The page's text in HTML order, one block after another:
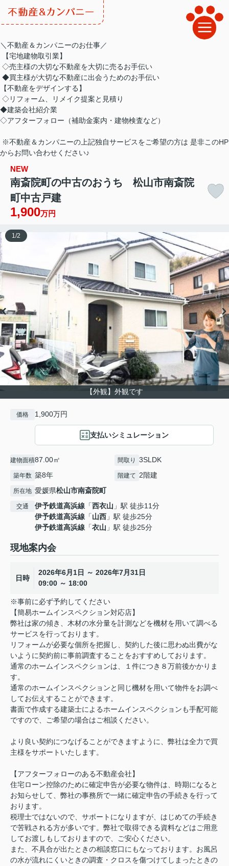
＼不動産＆カンパニーのお仕事／
【宅地建物取引業】
◇売主様の大切な不動産を大切に売るお手伝い
◆買主様が大切な不動産に出会うためのお手伝い
【不動産をデザインする】
◇リフォーム、リメイク提案と見積り
◆建築会社紹介業
◇アフターフォロー（補助金案内・建物検査など）
※不動産＆カンパニーの上記独自サービスをご希望の方は 是非このHP
からお問い合わせください♪
NEW
南斎院町の中古のおうち 松山市南斎院
町中古戸建
1,900万円
【外観】外観です
1 /2
価格 1,900万円
支払いシミュレーション
建物面積87.00㎡ 間取り 3SLDK
築年数 築8年 階建て 2階建
所在地 愛媛県松山市南斎院町
交通 伊予鉄道高浜線 「西衣山 」駅 徒歩11分
伊予鉄道高浜線 「山西 」駅 徒歩25分
伊予鉄道高浜線 「衣山 」駅 徒歩25分
現地案内会
日時
2026年6月1日 ～ 2026年7月31日
09:00 ～ 18:00
※事前に必ず予約してください
【簡易ホームインスペクション対応店】
弊社は家の傾き、木材の水分量を計測などを機材を用いて調べる
サービスを行っております。
リフォームが必要な個所を把握し、契約した後に思わぬ出費がな
いように契約前に事前調査することをおすすめしております。
通常のホームインスペクションは、１件につき８万前後かかりま
す。
通常のホームインスペクションと同じ機材を用いて物件をお調べ
してお伝えすることができます。
書面で作成する建築士によるホームインスペクションも手配可能
ですので、ご希望の場合はご相談ください。
より良い契約につなげることができますように、弊社は全力で買
主様をサポートいたします。
【アフターフォローのある不動産会社】
住宅ローン控除のために確定申告が必要な物件は、時期になると
お知らせして、弊社の事務所で一緒に確定申告の手続きを行って
おります。
税理士ではないので、サポートになりますが、はじめての手続き
で苦戦される方が多いです。弊社で取得できる資料などはご用意
してお渡しもしておりますので、ご安心ください。
また、不具合が出たときの相談窓口にもなっております。お風呂
の水が流れにくいときの調査・クロスを傷つけてしまったときの